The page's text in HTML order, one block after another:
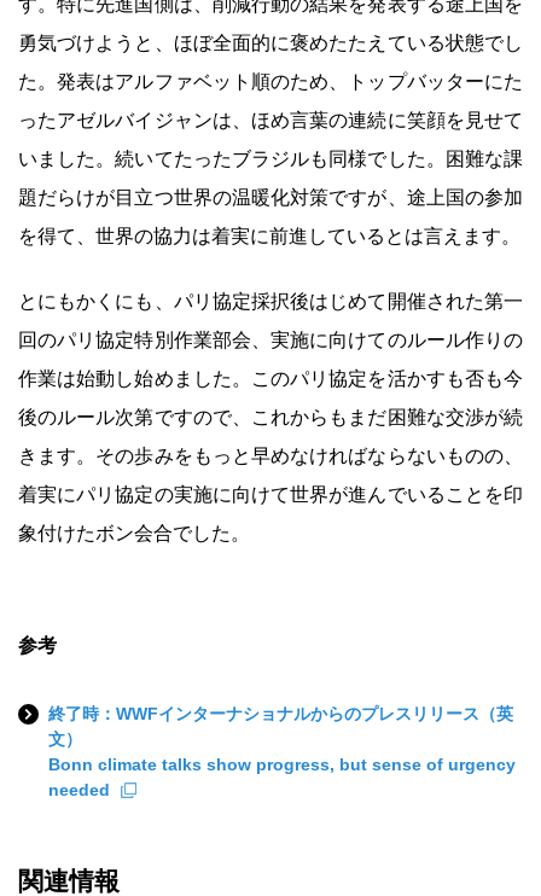
勇気づけようと、ほぼ全面的に褒めたたえている状態でし
た。発表はアルファベット順のため、トップバッターにた
ったアゼルバイジャンは、ほめ言葉の連続に笑顔を見せて
いました。続いてたったブラジルも同様でした。困難な課
題だらけが目立つ世界の温暖化対策ですが、途上国の参加
を得て、世界の協力は着実に前進しているとは言えます。
とにもかくにも、パリ協定採択後はじめて開催された第一
回のパリ協定特別作業部会、実施に向けてのルール作りの
作業は始動し始めました。このパリ協定を活かすも否も今
後のルール次第ですので、これからもまだ困難な交渉が続
きます。その歩みをもっと早めなければならないものの、
着実にパリ協定の実施に向けて世界が進んでいることを印
象付けたボン会合でした。
参考
終了時：WWFインターナショナルからのプレスリリース（英
文）
Bonn climate talks show progress, but sense of urgency
needed
関連情報